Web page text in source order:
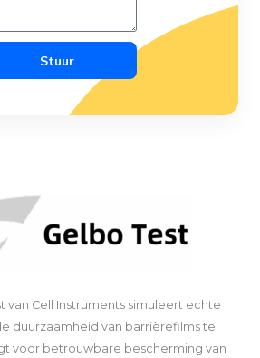
Stuur
van Cell Instruments simuleert echte
duurzaamheid van barrièrefilms te
voor betrouwbare bescherming van